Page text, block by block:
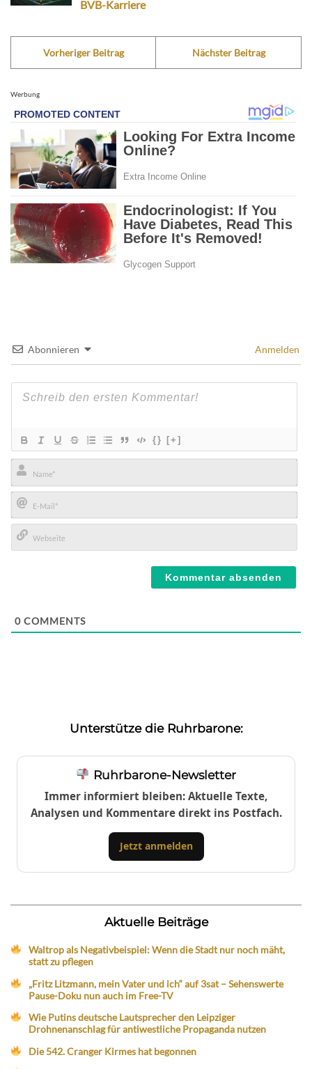
BVB-Karriere
Vorheriger Beitrag Nächster Beitrag
Werbung
Abonnieren Anmelden
{} [+]
Name*
E-
Mail*
0 COMMENTS
Unterstütze die Ruhrbarone:
Ruhrbarone-Newsletter
Immer informiert bleiben: Aktuelle Texte,
Analysen und Kommentare direkt ins Postfach.
Jetzt anmelden
Aktuelle Beiträge
Waltrop als Negativbeispiel: Wenn die Stadt nur noch mäht,
statt zu pflegen
„Fritz Litzmann, mein Vater und ich“ auf 3sat – Sehenswerte
Pause-Doku nun auch im Free-TV
Wie Putins deutsche Lautsprecher den Leipziger
Drohnenanschlag für antiwestliche Propaganda nutzen
Die 542. Cranger Kirmes hat begonnen